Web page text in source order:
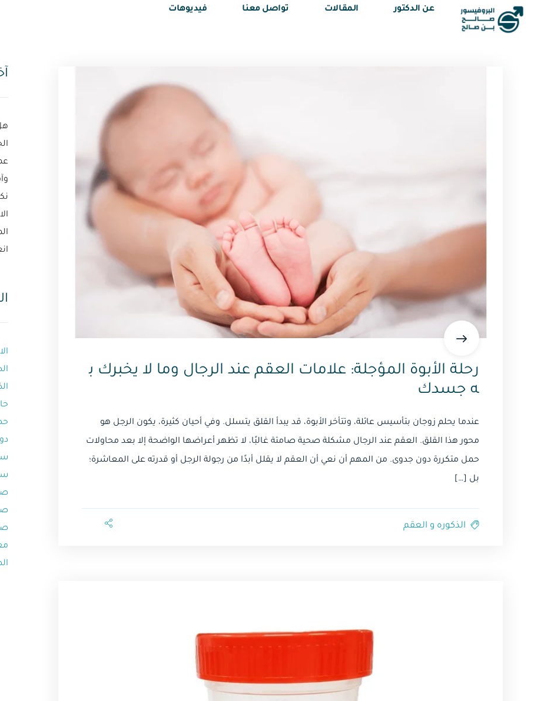
عن الدكتور المقالات تواصل معنا فيديوهات
رحلة الأبوة المؤجلة: علامات العقم عند الرجال وما لا يخبرك ب
ه جسدك
عندما يحلم زوجان بتأسيس عائلة، وتتأخر الأبوة، قد يبدأ القلق يتسلل. وفي أحيان كثيرة، يكون الرجل هو
محور هذا القلق. العقم عند الرجال مشكلة صحية صامتة غالبًا، لا تظهر أعراضها الواضحة إلا بعد محاولات
حمل متكررة دون جدوى. من المهم أن نعي أن العقم لا يقلل أبدًا من رجولة الرجل أو قدرته على المعاشرة؛
بل […]
الذكوره و العقم⁩